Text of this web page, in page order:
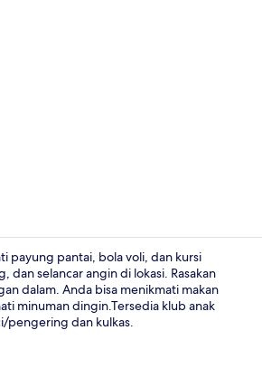
Eksterior
payung pantai, bola voli, dan kursi
selancar angin di lokasi. Rasakan
dalam. Anda bisa menikmati makan
minuman dingin.Tersedia klub anak
pengering dan kulkas.